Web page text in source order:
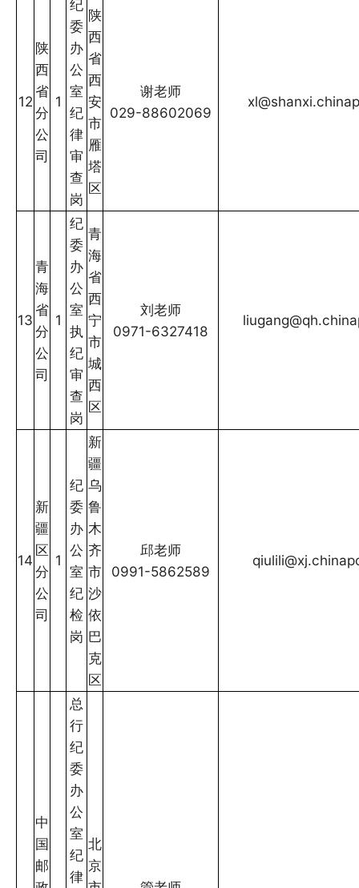
12
陕
西
省
分
公
司
1
纪
委
办
公
室
纪
律
审
查
岗
陕
西
省
西
安
市
雁
塔
区
谢老师
029-88602069
13
青
海
省
分
公
司
1
纪
委
办
公
室
执
纪
审
查
岗
青
海
省
西
宁
市
城
西
区
刘老师
0971-6327418
14
新
疆
区
分
公
司
1
纪
委
办
公
室
纪
检
岗
新
疆
乌
鲁
木
齐
市
沙
依
巴
克
区
邱老师
0991-5862589
中
国
邮
总
行
纪
委
办
公
室
纪
律
北
京